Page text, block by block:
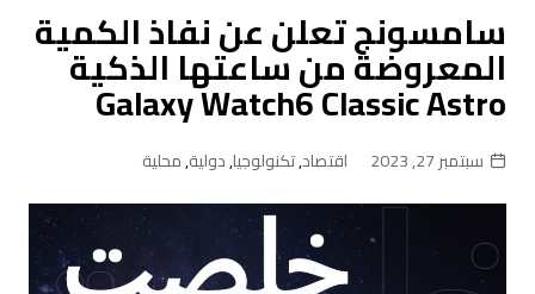
سامسونج تعلن عن نفاذ الكمية
المعروضة من ساعتها الذكية
Galaxy Watch6 Classic Astro
سبتمبر 27, 2023 اقتصاد,تكنولوجيا,دولية,محلية